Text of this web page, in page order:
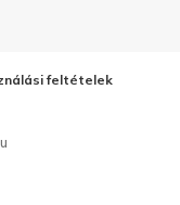
feltételek